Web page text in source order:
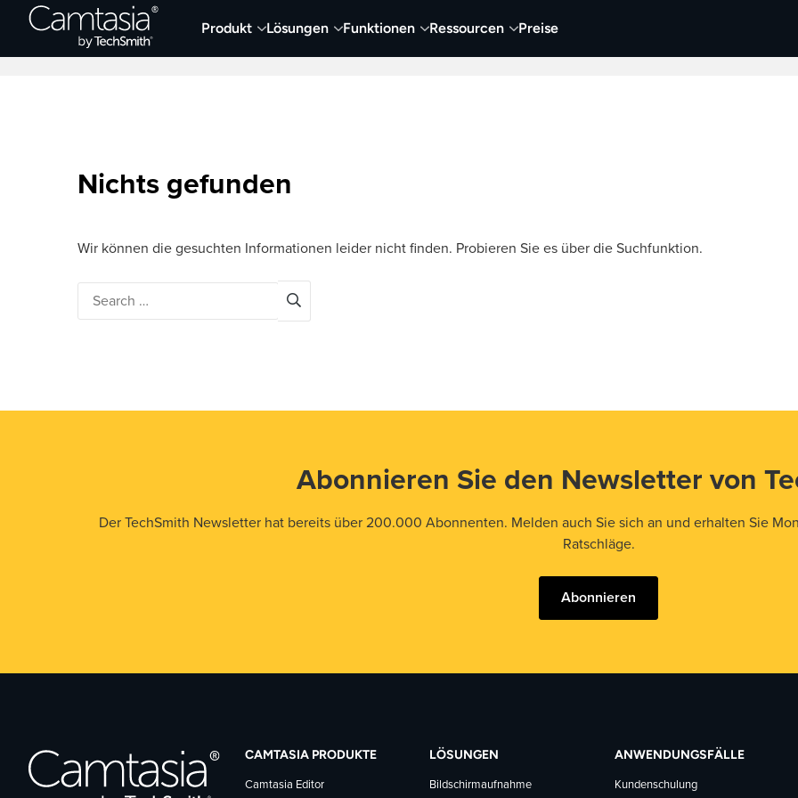
Direkt
Produkt Lösungen Funktionen Ressourcen Preise
Neueste Artikel Screen Capture und Aufnehmen Video Visueller Content
Nichts gefunden
Wir können die gesuchten Informationen leider nicht finden. Probieren Sie es über die Suchfunktion.
Abonnieren Sie den Newsletter von
Der TechSmith Newsletter hat bereits über 200.000 Abonnenten. Melden auch Sie sich an und erhalten Sie
Ratschläge.
Abonnieren
CAMTASIA PRODUKTE
Camtasia Editor
LÖSUNGEN
Bildschirmaufnahme
ANWENDUNGSFÄLLE
Kundenschulung